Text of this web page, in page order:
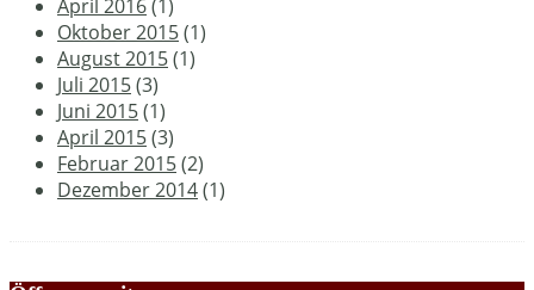
April 2016(1)
Oktober 2015(1)
August 2015(1)
Juli 2015(3)
Juni 2015(1)
April 2015(3)
Februar 2015(2)
Dezember 2014(1)